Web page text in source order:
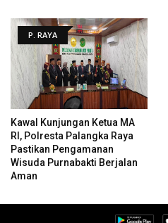
P. RAYA
Kawal Kunjungan Ketua MA
RI, Polresta Palangka Raya
Pastikan Pengamanan
Wisuda Purnabakti Berjalan
Aman